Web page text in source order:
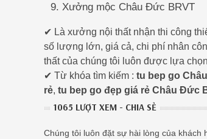
Xưởng mộc Châu Đức BRVT
✔ Là xưởng nội thất nhận thi công
số lượng lớn, giá cả, chi phí nhân
thất của chúng tôi luôn được lựa
✔ Từ khóa tìm kiếm : tu bep go
rẻ, tu bep go đẹp giá rẻ Châu Đức
1065 LƯỢT XEM - CHIA SẺ
Chúng tôi luôn đặt sự hài lòng của